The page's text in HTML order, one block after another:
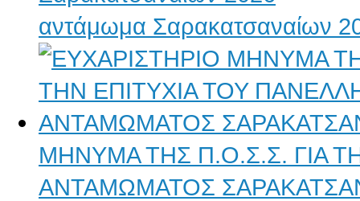
αντάμωμα Σαρακατσαναίων
ΜΗΝΥΜΑ ΤΗΣ Π.Ο.Σ.Σ. ΓΙΑ
ΑΝΤΑΜΩΜΑΤΟΣ